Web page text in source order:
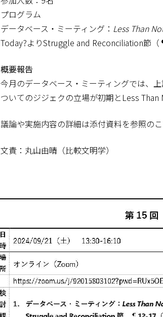
プログラム
データベース・ミーティング： Less Than
Today?よりStruggle and Reconciliation節（
概要報告
今月のデータベース・ミーティングでは、
ついてのジジェクの立場が初期とLess
議論や実施内容の詳細は添付資料を参照のこ
文責：丸山由晴（比較文明学）